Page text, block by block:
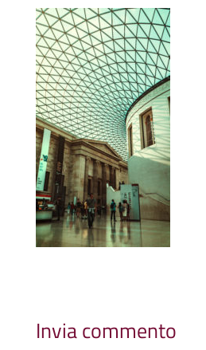
Invia commento